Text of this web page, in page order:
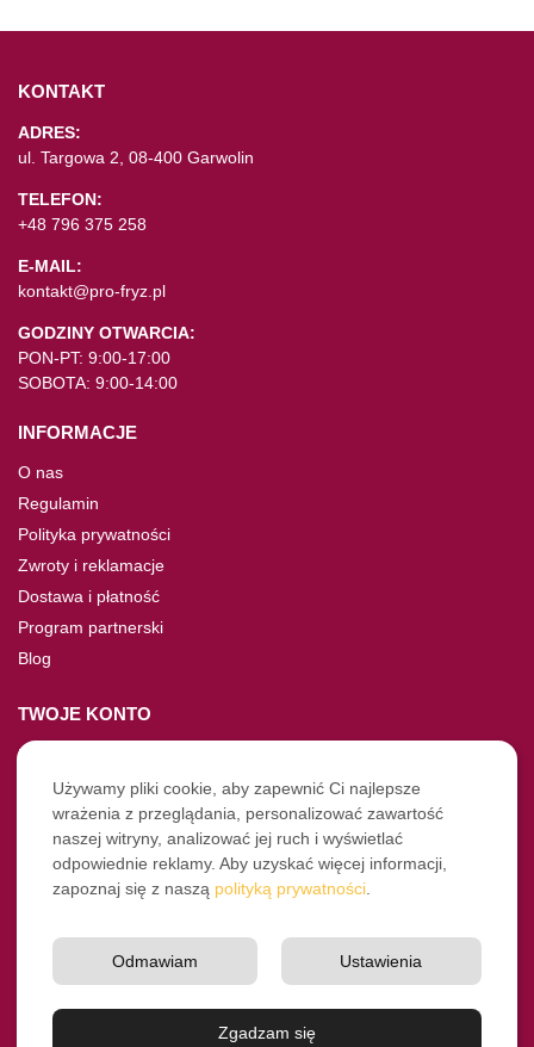
KONTAKT
ADRES:
ul. Targowa 2, 08-400 Garwolin
TELEFON:
+48 796 375 258
E-MAIL:
kontakt@pro-fryz.pl
GODZINY OTWARCIA:
PON-PT: 9:00-17:00
SOBOTA: 9:00-14:00
INFORMACJE
O nas
Regulamin
Polityka prywatności
Zwroty i reklamacje
Dostawa i płatność
Program partnerski
Blog
TWOJE KONTO
Moje konto
Nie pamiętasz hasła?
Twoje zamówienia
NASZE SOCIALE
Instagram
© Pro-Fryz.pl 2021-2026
Używamy pliki cookie, aby zapewnić Ci najlepsze
wrażenia z przeglądania, personalizować zawartość
naszej witryny, analizować jej ruch i wyświetlać
odpowiednie reklamy. Aby uzyskać więcej informacji,
zapoznaj się z naszą polityką prywatności
Zgadzam się
Ustawienia
Odmawiam